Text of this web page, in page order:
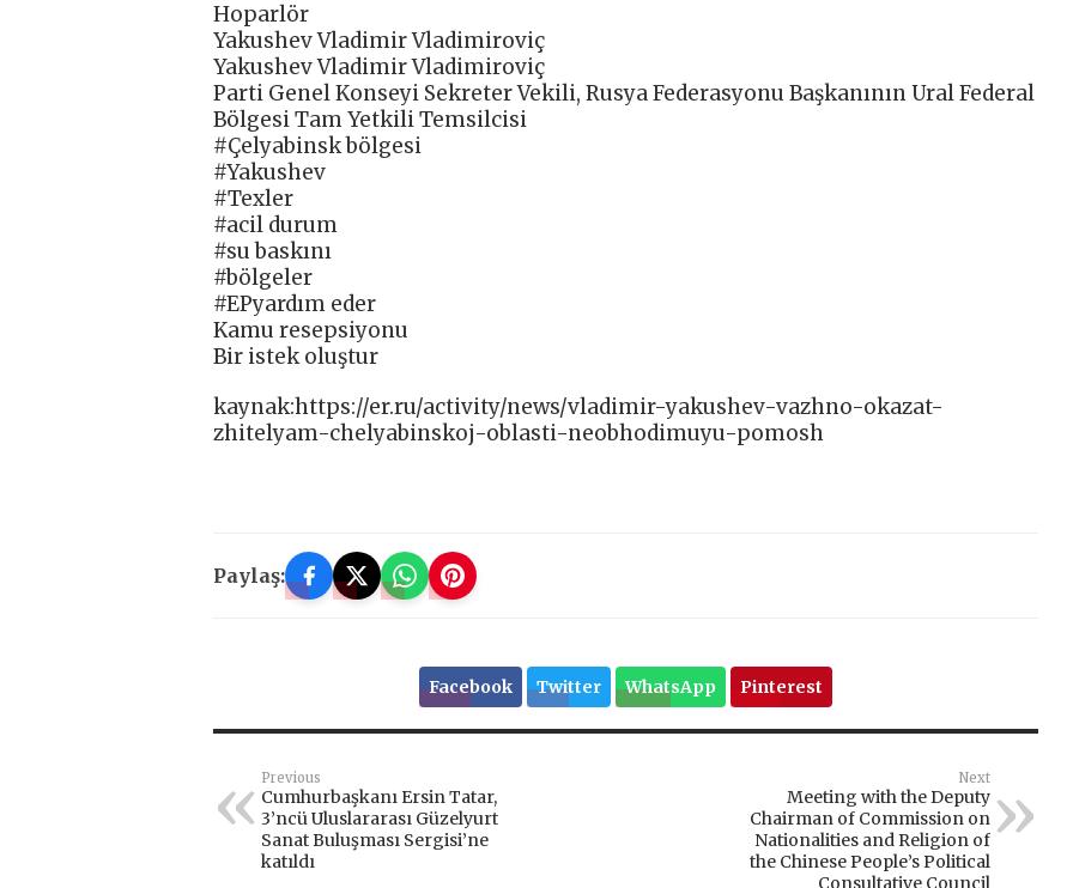
Hoparlör
Yakushev Vladimir Vladimiroviç
Yakushev Vladimir Vladimiroviç
Parti Genel Konseyi Sekreter Vekili, Rusya Federasyonu Başkanının Ural Federal
Bölgesi Tam Yetkili Temsilcisi
#Çelyabinsk bölgesi
#Yakushev
#Texler
#acil durum
#su baskını
#bölgeler
#EPyardım eder
Kamu resepsiyonu
Bir istek oluştur
kaynak:https://er.ru/activity/news/vladimir-yakushev-vazhno-okazat-
zhitelyam-chelyabinskoj-oblasti-neobhodimuyu-pomosh
Paylaş:
Facebook Twitter WhatsApp Pinterest
Previous
Cumhurbaşkanı Ersin Tatar,
3’ncü Uluslararası Güzelyurt
Sanat Buluşması Sergisi’ne
katıldı
Next
Meeting with the Deputy
Chairman of Commission on
Nationalities and Religion of
the Chinese People’s Political
Consultative Council